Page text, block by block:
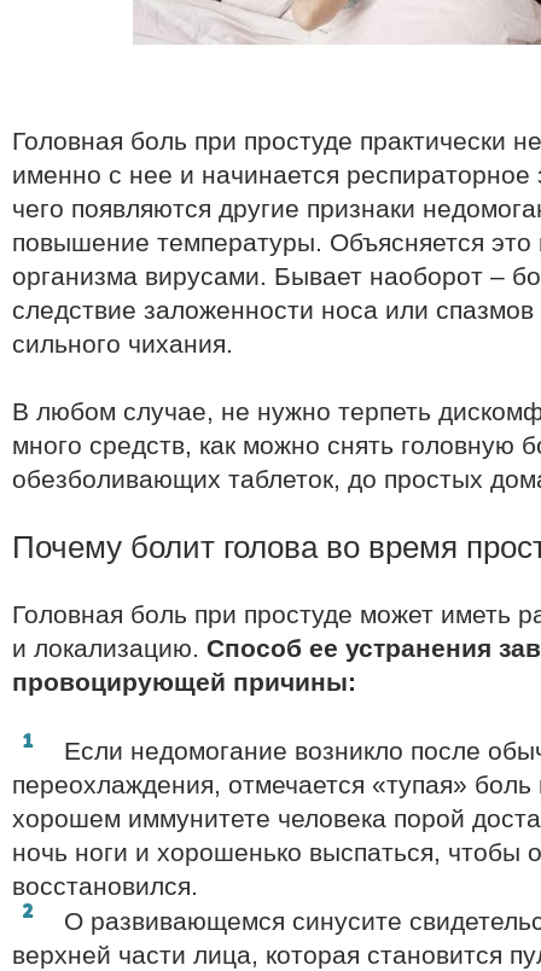
Головная боль при простуде практически
именно с нее и начинается респираторное
чего появляются другие признаки
повышение температуры. Объясняется это
организма вирусами. Бывает наоборот –
следствие заложенности носа или
сильного чихания.
В любом случае, не нужно терпеть
много средств, как можно снять головную
обезболивающих таблеток, до простых
Почему болит голова во время
Головная боль при простуде может иметь
и локализацию. Способ ее устранения
провоцирующей причины:
Если недомогание возникло после
переохлаждения, отмечается «тупая»
хорошем иммунитете человека порой
ночь ноги и хорошенько выспаться, чтобы
восстановился.
О развивающемся синусите
верхней части лица, которая становится